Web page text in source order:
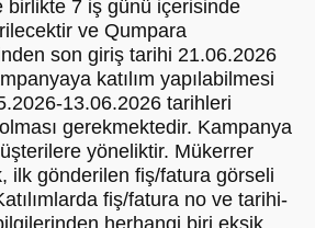
birlikte 7 iş günü içerisinde
ve Qumpara
son giriş tarihi 21.06.2026
katılım yapılabilmesi
13.06.2026 tarihleri
gerekmektedir. Kampanya
yöneliktir. Mükerrer
ilk gönderilen fiş/fatura görseli
fiş/fatura no ve tarihi-